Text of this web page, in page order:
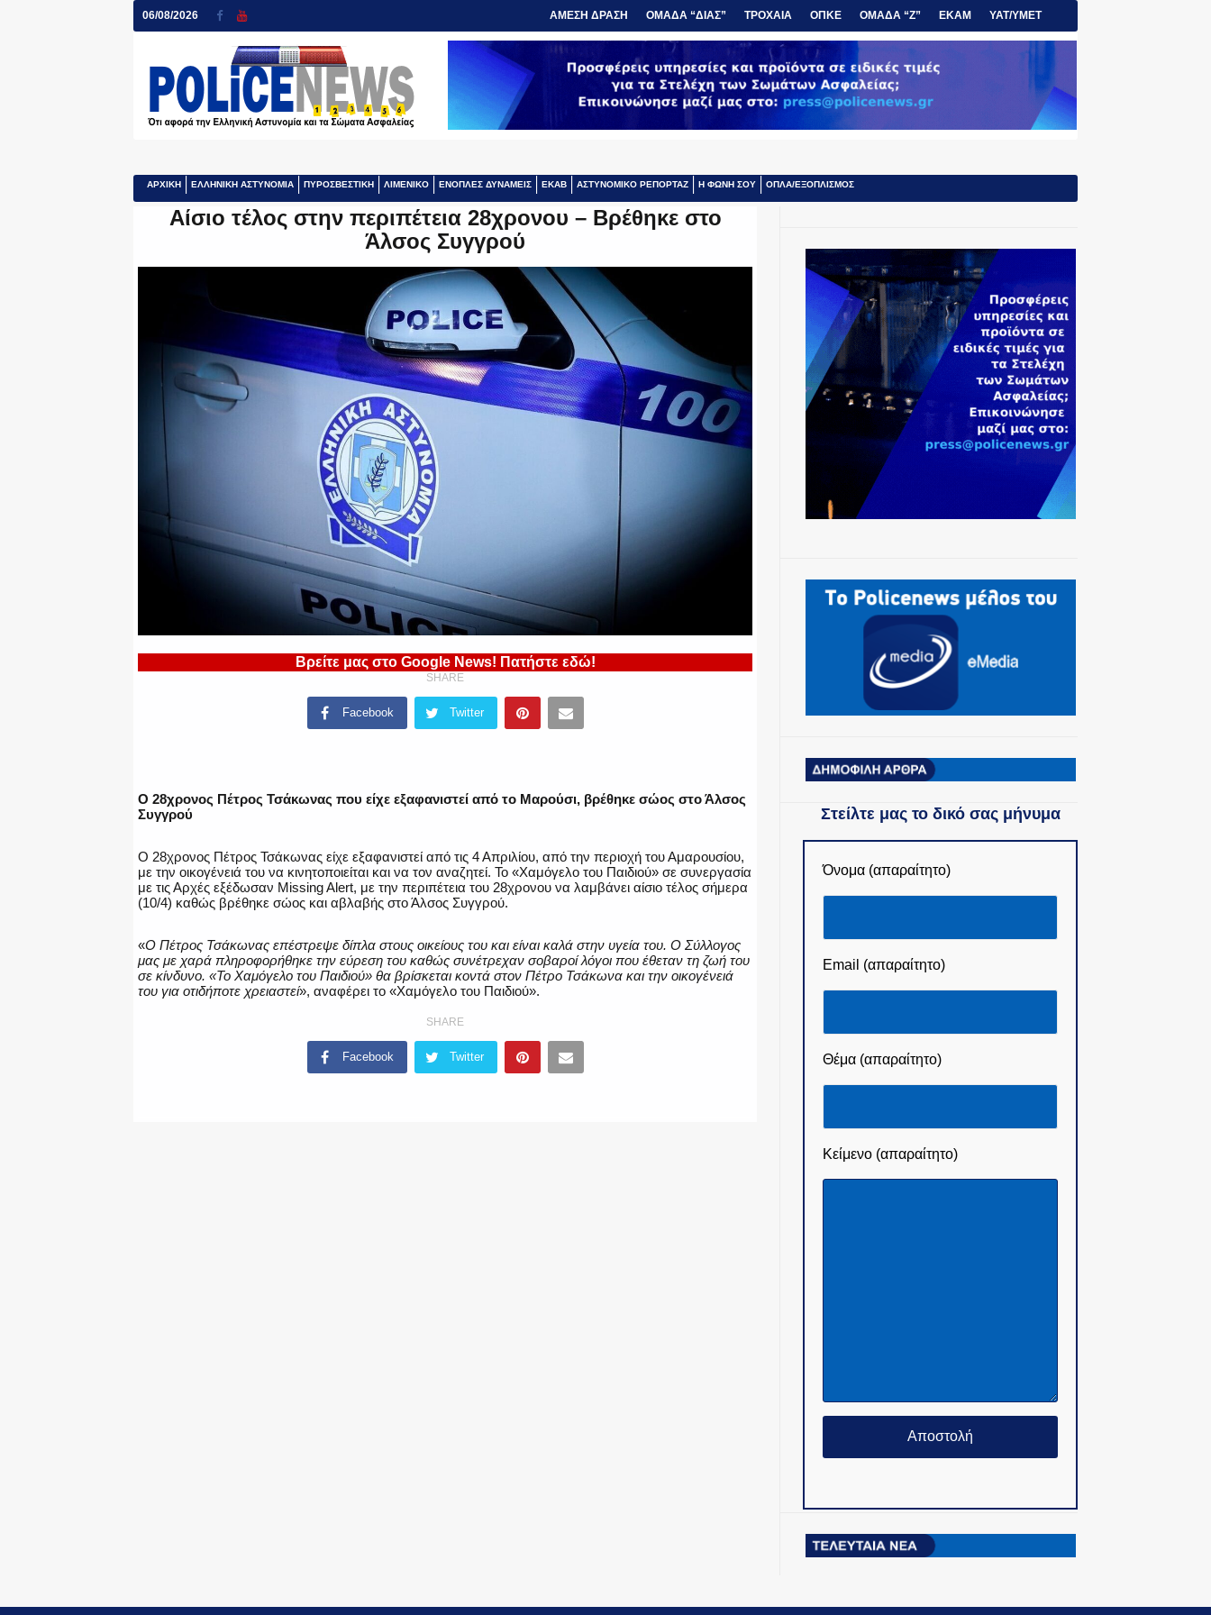
06/08/2026 ΑΜΕΣΗ ΔΡΑΣΗ ΟΜΑΔΑ “ΔΙΑΣ” ΤΡΟΧΑΙΑ ΟΠΚΕ ΟΜΑΔΑ “Ζ” ΕΚΑΜ ΥΑΤ/ΥΜΕΤ
ΑΡΧΙΚΗ ΕΛΛΗΝΙΚΗ ΑΣΤΥΝΟΜΙΑ ΠΥΡΟΣΒΕΣΤΙΚΗ ΛΙΜΕΝΙΚΟ ΕΝΟΠΛΕΣ ΔΥΝΑΜΕΙΣ ΕΚΑΒ ΑΣΤΥΝΟΜΙΚΟ ΡΕΠΟΡΤΑΖ Η ΦΩΝΗ ΣΟΥ ΟΠΛΑ/ΕΞΟΠΛΙΣΜΟΣ
Αίσιο τέλος στην περιπέτεια 28χρονου – Βρέθηκε στο
Άλσος Συγγρού
Βρείτε μας στο Google News! Πατήστε εδώ!
SHARE
Facebook Twitter
Ο 28χρονος Πέτρος Τσάκωνας που είχε εξαφανιστεί από το Μαρούσι, βρέθηκε σώος στο Άλσος
Συγγρού
Ο 28χρονος Πέτρος Τσάκωνας είχε εξαφανιστεί από τις 4 Απριλίου, από την περιοχή του Αμαρουσίου,
με την οικογένειά του να κινητοποιείται και να τον αναζητεί. Το «Χαμόγελο του Παιδιού» σε συνεργασία
με τις Αρχές εξέδωσαν Missing Alert, με την περιπέτεια του 28χρονου να λαμβάνει αίσιο τέλος σήμερα
(10/4) καθώς βρέθηκε σώος και αβλαβής στο Άλσος Συγγρού.
«Ο Πέτρος Τσάκωνας επέστρεψε δίπλα στους οικείους του και είναι καλά στην υγεία του. Ο Σύλλογος
μας με χαρά πληροφορήθηκε την εύρεση του καθώς συνέτρεχαν σοβαροί λόγοι που έθεταν τη ζωή του
σε κίνδυνο. «To Χαμόγελο του Παιδιού» θα βρίσκεται κοντά στον Πέτρο Τσάκωνα και την οικογένειά
του για οτιδήποτε χρειαστεί», αναφέρει το «Χαμόγελο του Παιδιού».
SHARE
Facebook Twitter
Στείλτε μας το δικό σας μήνυμα
Όνομα (απαραίτητο)
Email (απαραίτητο)
Θέμα (απαραίτητο)
Κείμενο (απαραίτητο)